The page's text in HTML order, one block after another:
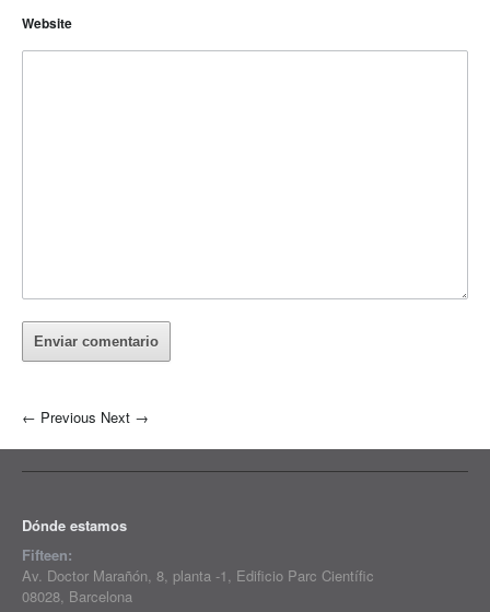
Website
← Previous Next →
Dónde estamos
Fifteen:
Av. Doctor Marañón, 8, planta -1, Edificio Parc Científic
08028, Barcelona